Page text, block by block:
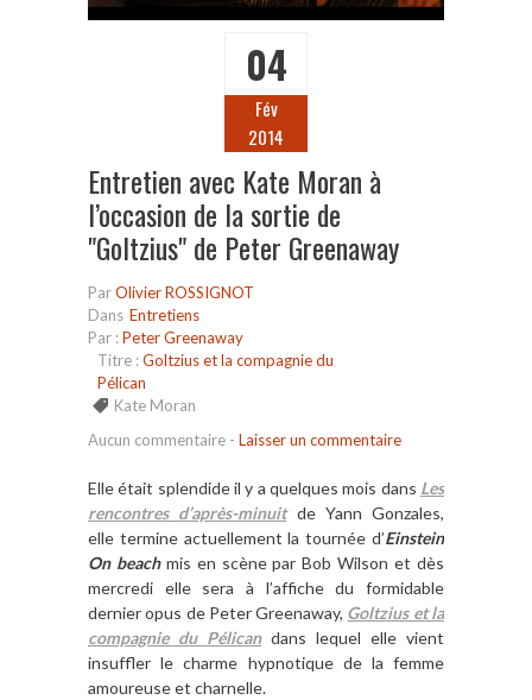
04
Fév
2014
Entretien avec Kate Moran à
l’occasion de la sortie de
"Goltzius" de Peter Greenaway
ParOlivier ROSSIGNOT
Dans Entretiens
Par :Peter Greenaway
Titre :Goltzius et la compagnie du
Pélican
Kate Moran
Aucun commentaire - Laisser un commentaire
Elle était splendide il y a quelques mois dans Les
rencontres d’après-minuit de Yann Gonzales,
elle termine actuellement la tournée d’Einstein
On beachmis en scène par Bob Wilson et dès
mercredi elle sera à l’affiche du formidable
dernier opus de Peter Greenaway, Goltzius et la
compagnie du Pélicandans lequel elle vient
insuffler le charme hypnotique de la femme
amoureuse et charnelle.